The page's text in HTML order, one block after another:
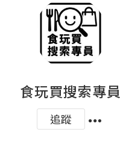
食玩買搜索專員
追蹤